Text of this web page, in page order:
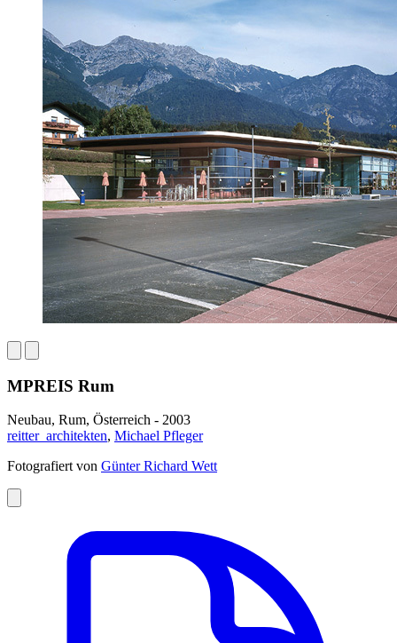
MPREIS Rum
Neubau, Rum, Österreich - 2003
reitter_architekten, Michael Pfleger
Fotografiert von Günter Richard Wett